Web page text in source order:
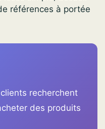
références à portée
recherchent
des produits